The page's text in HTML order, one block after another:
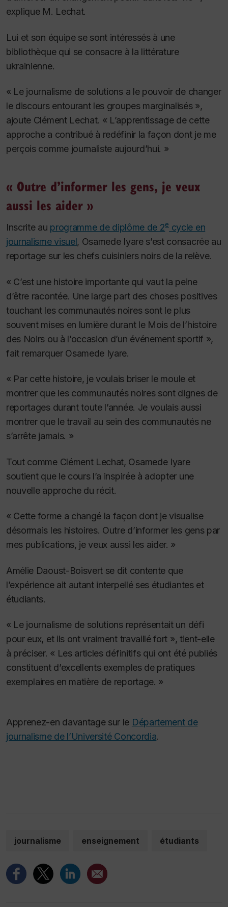
explique M. Lechat.
Lui et son équipe se sont intéressés à une
bibliothèque qui se consacre à la littérature
ukrainienne.
« Le journalisme de solutions a le pouvoir de changer
le discours entourant les groupes marginalisés »,
ajoute Clément Lechat. « L’apprentissage de cette
approche a contribué à redéfinir la façon dont je me
perçois comme journaliste aujourd’hui. »
« Outre d’informer les gens, je veux
aussi les aider »
Inscrite au programme de diplôme de 2e cycle en
journalisme visuel, Osamede Iyare s’est consacrée au
reportage sur les chefs cuisiniers noirs de la relève.
« C’est une histoire importante qui vaut la peine
d’être racontée. Une large part des choses positives
touchant les communautés noires sont le plus
souvent mises en lumière durant le Mois de l’histoire
des Noirs ou à l’occasion d’un événement sportif »,
fait remarquer Osamede Iyare.
« Par cette histoire, je voulais briser le moule et
montrer que les communautés noires sont dignes de
reportages durant toute l’année. Je voulais aussi
montrer que le travail au sein des communautés ne
s’arrête jamais. »
Tout comme Clément Lechat, Osamede Iyare
soutient que le cours l’a inspirée à adopter une
nouvelle approche du récit.
« Cette forme a changé la façon dont je visualise
désormais les histoires. Outre d’informer les gens par
mes publications, je veux aussi les aider. »
Amélie Daoust-Boisvert se dit contente que
l’expérience ait autant interpellé ses étudiantes et
étudiants.
« Le journalisme de solutions représentait un défi
pour eux, et ils ont vraiment travaillé fort », tient-elle
à préciser. « Les articles définitifs qui ont été publiés
constituent d’excellents exemples de pratiques
exemplaires en matière de reportage. »
Apprenez-en davantage sur le Département de
journalisme de l’Université Concordia.
journalisme enseignement étudiants